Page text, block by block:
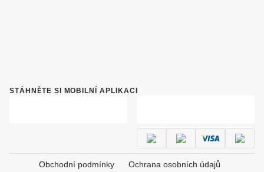
STÁHNĚTE SI MOBILNÍ APLIKACI
Obchodní podmínky Ochrana osobních údajů